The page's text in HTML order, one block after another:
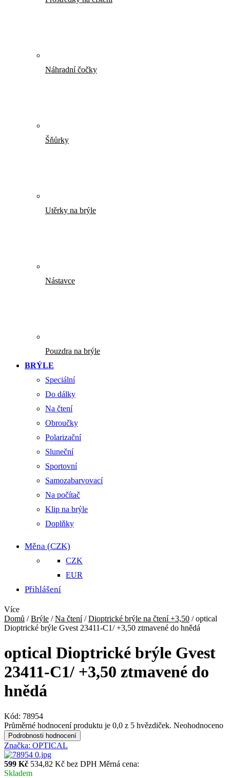
Náhradní čočky
Šňůrky
Utěrky na brýle
Nástavce
Pouzdra na brýle
BRÝLE
Speciální
Do dálky
Na čtení
Obroučky
Polarizační
Sluneční
Sportovní
Samozabarvovací
Na počítač
Klip na brýle
Doplňky
Měna (CZK)
CZK
EUR
Přihlášení
Více
Domů / Brýle / Na čtení / Dioptrické brýle na čtení +3,50 / optical
Dioptrické brýle Gvest 23411-C1/ +3,50 ztmavené do hnědá
optical Dioptrické brýle Gvest
23411-C1/ +3,50 ztmavené do
hnědá
Kód: 78954
Průměrné hodnocení produktu je 0,0 z 5 hvězdiček. Neohodnoceno
Podrobnosti hodnocení
Značka: OPTICAL
599 Kč 534,82 Kč bez DPH Měrná cena:
Skladem